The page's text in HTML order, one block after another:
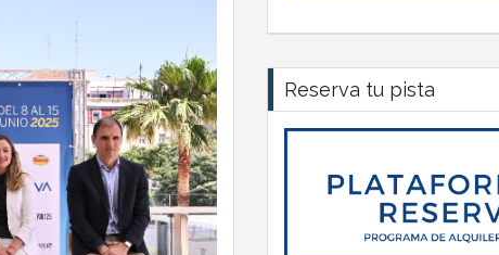
Reserva tu pista